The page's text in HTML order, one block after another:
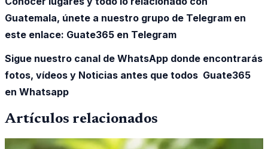
Guatemala, únete a nuestro grupo de Telegram en
este enlace: Guate365 en Telegram
Sigue nuestro canal de WhatsApp donde encontrarás
fotos, vídeos y Noticias antes que todos Guate365
en Whatsapp
Artículos relacionados